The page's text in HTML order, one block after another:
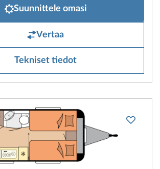
Suunnittele omasi
Vertaa
Tekniset tiedot